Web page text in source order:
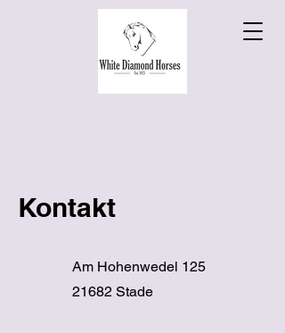
Kontakt
Am Hohenwedel 125
21682 Stade